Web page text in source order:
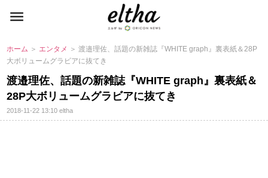
ホーム ＞ エンタメ ＞ 渡邉理佐、話題の新雑誌『WHITE graph』裏表紙＆28P
大ボリュームグラビアに抜てき
渡邉理佐、話題の新雑誌『WHITE graph』裏表紙＆
28P大ボリュームグラビアに抜てき
2018-11-22 13:10eltha